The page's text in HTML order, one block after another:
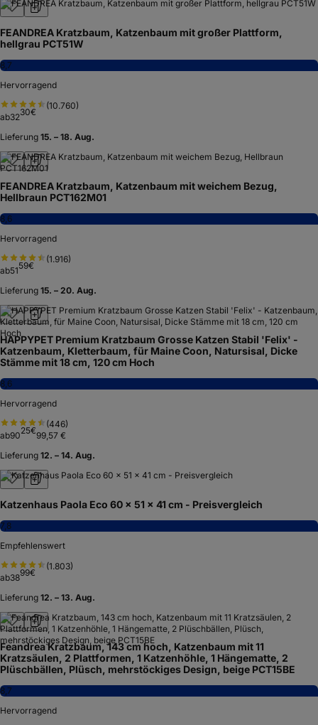
FEANDREA Kratzbaum, Katzenbaum mit großer Plattform,
hellgrau PCT51W
8,7
Hervorragend
(10.760)
ab3230€
Lieferung 15. – 18. Aug.
FEANDREA Kratzbaum, Katzenbaum mit weichem Bezug,
Hellbraun PCT162M01
8,6
Hervorragend
(1.916)
ab5159€
Lieferung 15. – 20. Aug.
HAPPYPET Premium Kratzbaum Grosse Katzen Stabil 'Felix' -
Katzenbaum, Kletterbaum, für Maine Coon, Natursisal, Dicke
Stämme mit 18 cm, 120 cm Hoch
8,6
Hervorragend
(446)
ab9025€99,57 €
Lieferung 12. – 14. Aug.
Katzenhaus Paola Eco 60 x 51 x 41 cm - Preisvergleich
7,8
Empfehlenswert
(1.803)
ab3899€
Lieferung 12. – 13. Aug.
Feandrea Kratzbaum, 143 cm hoch, Katzenbaum mit 11
Kratzsäulen, 2 Plattformen, 1 Katzenhöhle, 1 Hängematte, 2
Plüschbällen, Plüsch, mehrstöckiges Design, beige PCT15BE
8,7
Hervorragend